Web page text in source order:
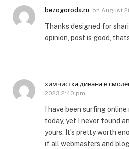
bezogoroda.ru on August
Thanks designed for
opinion, post is good,
химчистка дивана в
2023 2:40 pm
I have been surfing
today, yet I never found
yours. It’s pretty worth
if all webmasters and